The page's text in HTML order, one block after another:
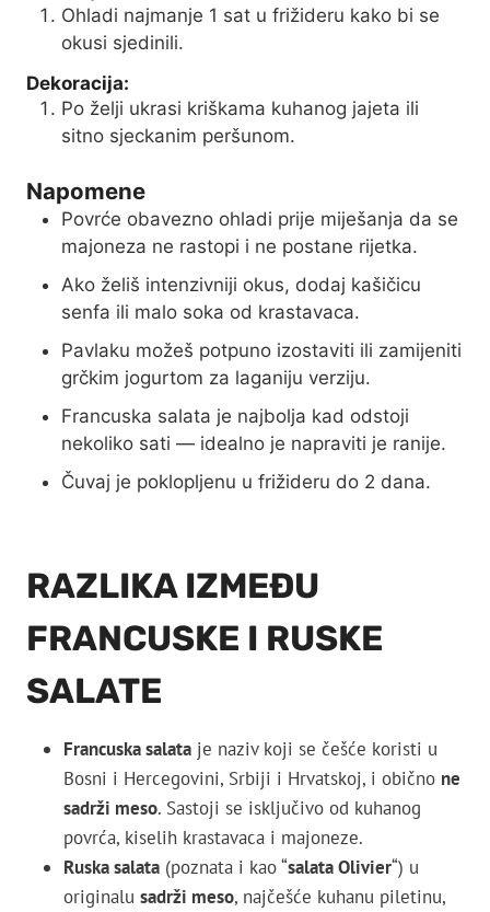
Ohladi najmanje 1 sat u frižideru kako bi se
okusi sjedinili.
Dekoracija:
Po želji ukrasi kriškama kuhanog jajeta ili
sitno sjeckanim peršunom.
Napomene
Povrće obavezno ohladi prije miješanja da se
majoneza ne rastopi i ne postane rijetka.
Ako želiš intenzivniji okus, dodaj kašičicu
senfa ili malo soka od krastavaca.
Pavlaku možeš potpuno izostaviti ili zamijeniti
grčkim jogurtom za laganiju verziju.
Francuska salata je najbolja kad odstoji
nekoliko sati — idealno je napraviti je ranije.
Čuvaj je poklopljenu u frižideru do 2 dana.
RAZLIKA IZMEĐU
FRANCUSKE I RUSKE
SALATE
Francuskasalata je naziv koji se češće koristi u
Bosni i Hercegovini, Srbiji i Hrvatskoj, i obično ne
sadrži meso. Sastoji se isključivo od kuhanog
povrća, kiselih krastavaca i majoneze.
Ruskasalata (poznata i kao “salataOlivier“) u
originalu sadrži meso, najčešće kuhanu piletinu,